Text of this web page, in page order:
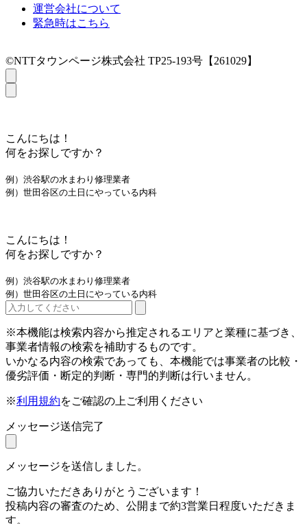
運営会社について
緊急時はこちら
©NTTタウンページ株式会社 TP25-193号【261029】
こんにちは！
何をお探しですか？
例）渋谷駅の水まわり修理業者
例）世田谷区の土日にやっている内科
こんにちは！
何をお探しですか？
例）渋谷駅の水まわり修理業者
例）世田谷区の土日にやっている内科
※本機能は検索内容から推定されるエリアと業種に基づき、
事業者情報の検索を補助するものです。
いかなる内容の検索であっても、本機能では事業者の比較・
優劣評価・断定的判断・専門的判断は行いません。
※利用規約をご確認の上ご利用ください
メッセージ送信完了
メッセージを送信しました。
ご協力いただきありがとうございます！
投稿内容の審査のため、公開まで約3営業日程度いただきま
す。